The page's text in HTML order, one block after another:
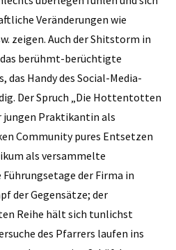
Veränderungen wie
zeigen. Auch der Shitstorm in
berühmt-berüchtigte
Handy des Social-Media-
Der Spruch „Die Hottentotten
jungen Praktikantin als
Community pures Entsetzen
als versammelte
der Firma in
der Gegensätze; der
Reihe hält sich tunlichst
des Pfarrers laufen ins